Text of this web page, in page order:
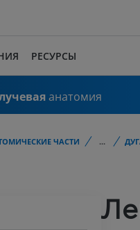
РЕСУРСЫ
анатомия
ЧАСТИ ...